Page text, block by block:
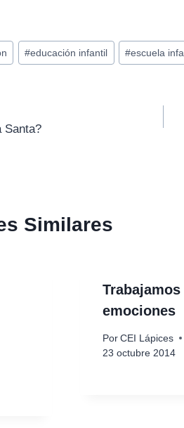
#educación infantil #escuela
Santa?
Similares
emociones
Por CEI Lápices
23 octubre 2014